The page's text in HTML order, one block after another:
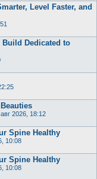
Level Faster, and
Build Dedicated to
2026, 18:12
Spine Healthy
10:08
Spine Healthy
10:08